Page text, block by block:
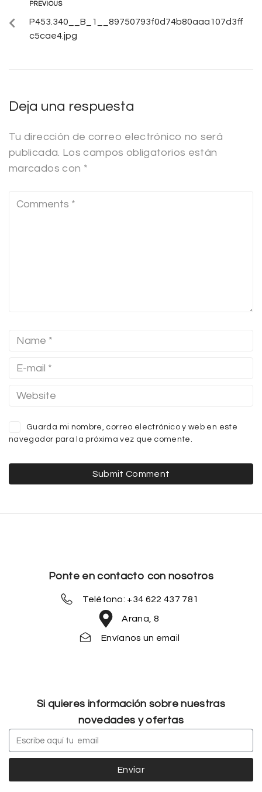
PREVIOUS
P453.340__B_1__89750793f0d74b80aaa107d3ff
c5cae4.jpg
Deja una respuesta
Tu dirección de correo electrónico no será
publicada. Los campos obligatorios están
marcados con *
Guarda mi nombre, correo electrónico y web en este
navegador para la próxima vez que comente.
Ponte en contacto con nosotros
Teléfono: +34 622 437 781
Arana, 8
Envíanos un email
Si quieres información sobre nuestras
novedades y ofertas
Enviar